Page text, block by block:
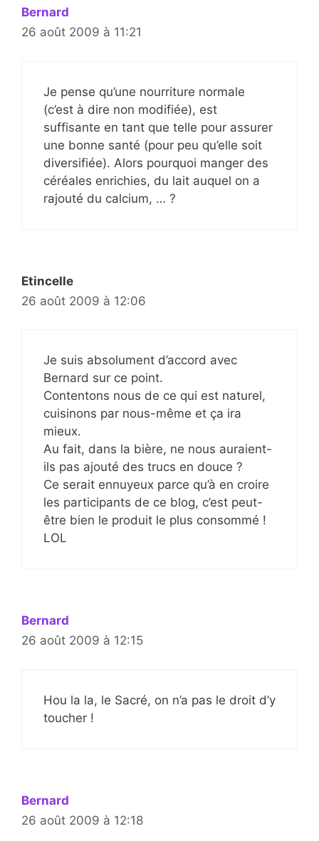
Bernard
26 août 2009 à 11:21
Je pense qu’une nourriture normale
(c’est à dire non modifiée), est
suffisante en tant que telle pour assurer
une bonne santé (pour peu qu’elle soit
diversifiée). Alors pourquoi manger des
céréales enrichies, du lait auquel on a
rajouté du calcium, … ?
Etincelle
26 août 2009 à 12:06
Je suis absolument d’accord avec
Bernard sur ce point.
Contentons nous de ce qui est naturel,
cuisinons par nous-même et ça ira
mieux.
Au fait, dans la bière, ne nous auraient-
ils pas ajouté des trucs en douce ?
Ce serait ennuyeux parce qu’à en croire
les participants de ce blog, c’est peut-
être bien le produit le plus consommé !
LOL
Bernard
26 août 2009 à 12:15
Hou la la, le Sacré, on n’a pas le droit d’y
toucher !
Bernard
26 août 2009 à 12:18